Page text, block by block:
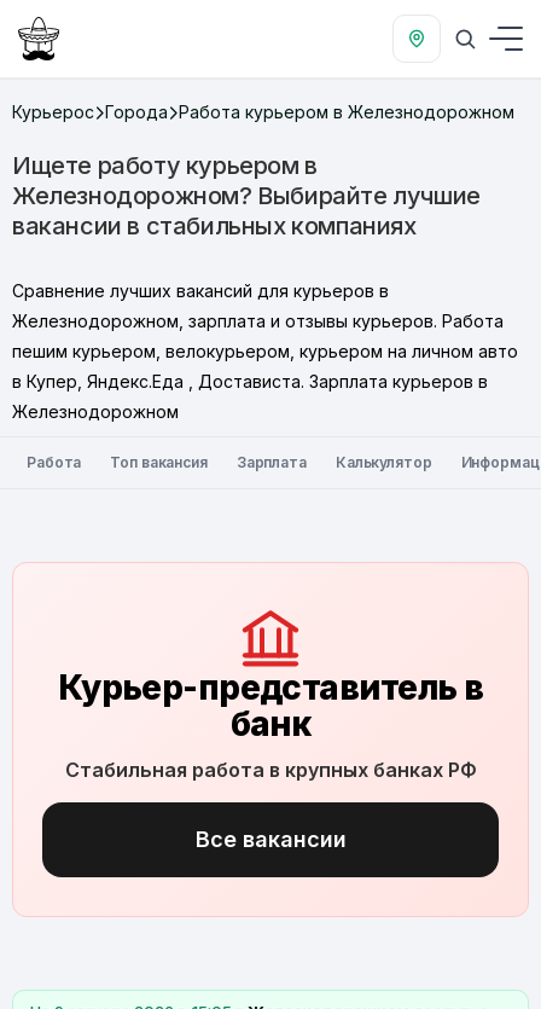
Курьерос Города Работа курьером в Железнодорожном
Ищете работу курьером в
Железнодорожном? Выбирайте лучшие
вакансии в стабильных компаниях
Сравнение лучших вакансий для курьеров в
Железнодорожном, зарплата и отзывы курьеров. Работа
пешим курьером, велокурьером, курьером на личном авто
в Купер, Яндекс.Еда , Достависта. Зарплата курьеров в
Железнодорожном
Работа Топ вакансия Зарплата Калькулятор
Курьер-представитель в
банк
Стабильная работа в крупных банках РФ
Все вакансии